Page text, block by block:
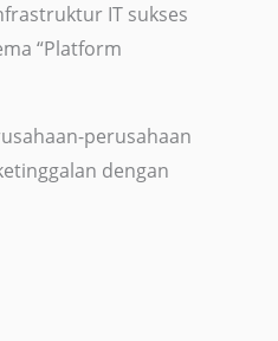
IT sukses
“Platform
perusahaan
dengan